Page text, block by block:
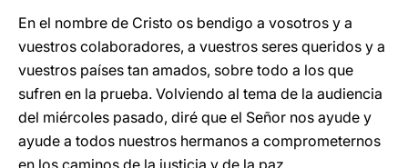
En el nombre de Cristo os bendigo a vosotros y a
vuestros colaboradores, a vuestros seres queridos y a
vuestros países tan amados, sobre todo a los que
sufren en la prueba. Volviendo al tema de la audiencia
del miércoles pasado, diré que el Señor nos ayude y
ayude a todos nuestros hermanos a comprometernos
en los caminos de la justicia y de la paz.